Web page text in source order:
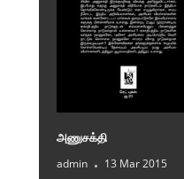
அணுசக்தி
admin 13 Mar 2015